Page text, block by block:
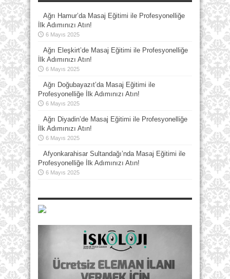
Ağrı Hamur’da Masaj Eğitimi ile Profesyonelliğe
İlk Adımınızı Atın!
6 Mayıs 2025
Ağrı Eleşkirt’de Masaj Eğitimi ile Profesyonelliğe
İlk Adımınızı Atın!
6 Mayıs 2025
Ağrı Doğubayazıt’da Masaj Eğitimi ile
Profesyonelliğe İlk Adımınızı Atın!
6 Mayıs 2025
Ağrı Diyadin’de Masaj Eğitimi ile Profesyonelliğe
İlk Adımınızı Atın!
6 Mayıs 2025
Afyonkarahisar Sultandağı’nda Masaj Eğitimi ile
Profesyonelliğe İlk Adımınızı Atın!
6 Mayıs 2025